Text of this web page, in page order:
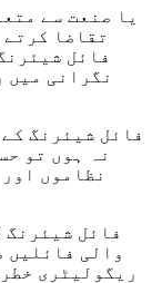
تقاضا
فائل
نگرانی میں
فائل شیئرنگ
نہ ہوں تو
نظاموں
فائل شیئرنگ
والی فائلیں
ریگولیٹری